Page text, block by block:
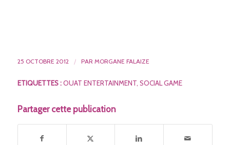
25 OCTOBRE 2012 / PAR MORGANE FALAIZE
ETIQUETTES : OUAT ENTERTAINMENT, SOCIAL GAME
Partager cette publication